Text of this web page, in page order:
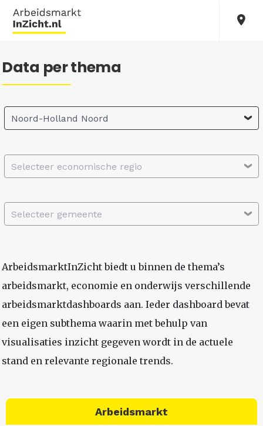
Data per thema
Noord-Holland Noord
Selecteer economische regio
Selecteer gemeente
ArbeidsmarktInZicht biedt u binnen de thema’s
arbeidsmarkt, economie en onderwijs verschillende
arbeidsmarktdashboards aan. Ieder dashboard bevat
een eigen subthema waarin met behulp van
visualisaties inzicht gegeven wordt in de actuele
stand en relevante regionale trends.
Arbeidsmarkt